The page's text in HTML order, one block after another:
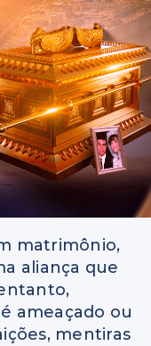
matrimônio,
aliança que
ameaçado ou
mentiras